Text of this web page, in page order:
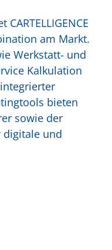
am Markt.
Werkstatt- und
Kalkulation
bieten
sowie der
digitale und